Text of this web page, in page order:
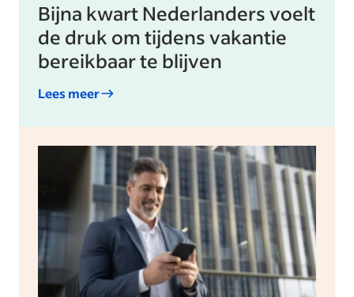
Bijna kwart Nederlanders voelt
de druk om tijdens vakantie
bereikbaar te blijven
Lees meer